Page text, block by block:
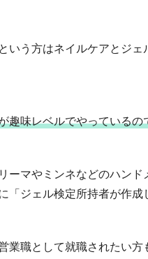
いう方はネイルケアとジェ
趣味レベルでやっているの
ーマやミンネなどのハンド
「ジェル検定所持者が作成
業職として就職されたい方